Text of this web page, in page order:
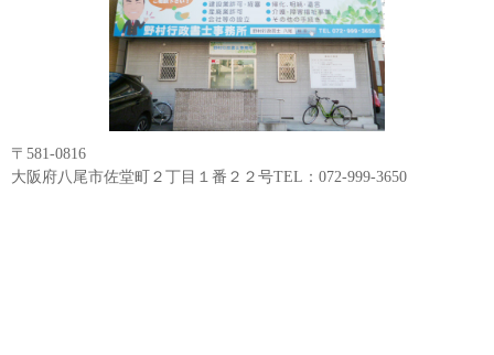
〒581-0816
大阪府八尾市佐堂町２丁目１番２２号TEL：072-999-3650